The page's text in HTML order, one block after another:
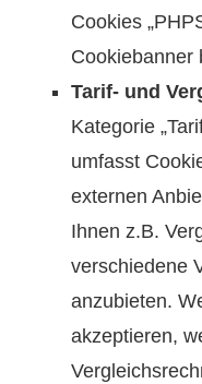
Cookies
Cookiebanner
Tarif- und
Kategorie
umfasst
externen
Ihnen z.B.
verschiedene
anzubieten.
akzeptieren,